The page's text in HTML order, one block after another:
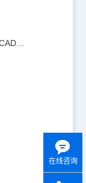
道路设计CAD图纸之道路标准横断面图CAD图纸
在线咨询